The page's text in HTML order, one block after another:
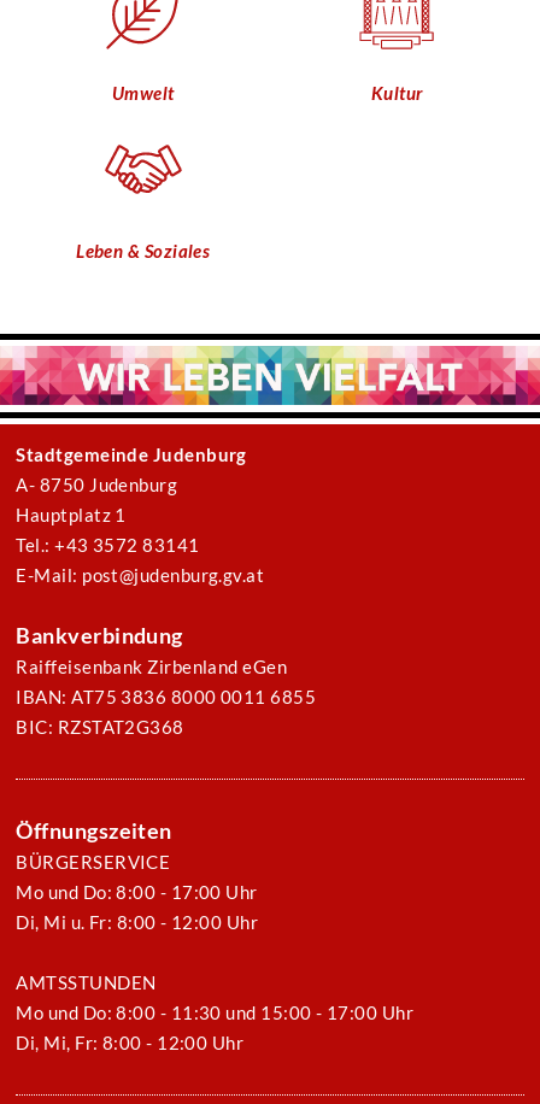
Umwelt Kultur
Leben & Soziales
Stadtgemeinde Judenburg
A- 8750 Judenburg
Hauptplatz 1
Tel.: +43 3572 83141
E-Mail: post@judenburg.gv.at
Bankverbindung
Raiffeisenbank Zirbenland eGen
IBAN: AT75 3836 8000 0011 6855
BIC: RZSTAT2G368
Öffnungszeiten
BÜRGERSERVICE
Mo und Do: 8:00 - 17:00 Uhr
Di, Mi u. Fr: 8:00 - 12:00 Uhr
AMTSSTUNDEN
Mo und Do: 8:00 - 11:30 und 15:00 - 17:00 Uhr
Di, Mi, Fr: 8:00 - 12:00 Uhr